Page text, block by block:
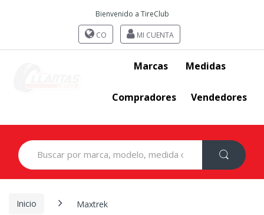
Bienvenido a TireClub
CO MI CUENTA
Marcas Medidas
Compradores Vendedores
Search
for:
Inicio Maxtrek